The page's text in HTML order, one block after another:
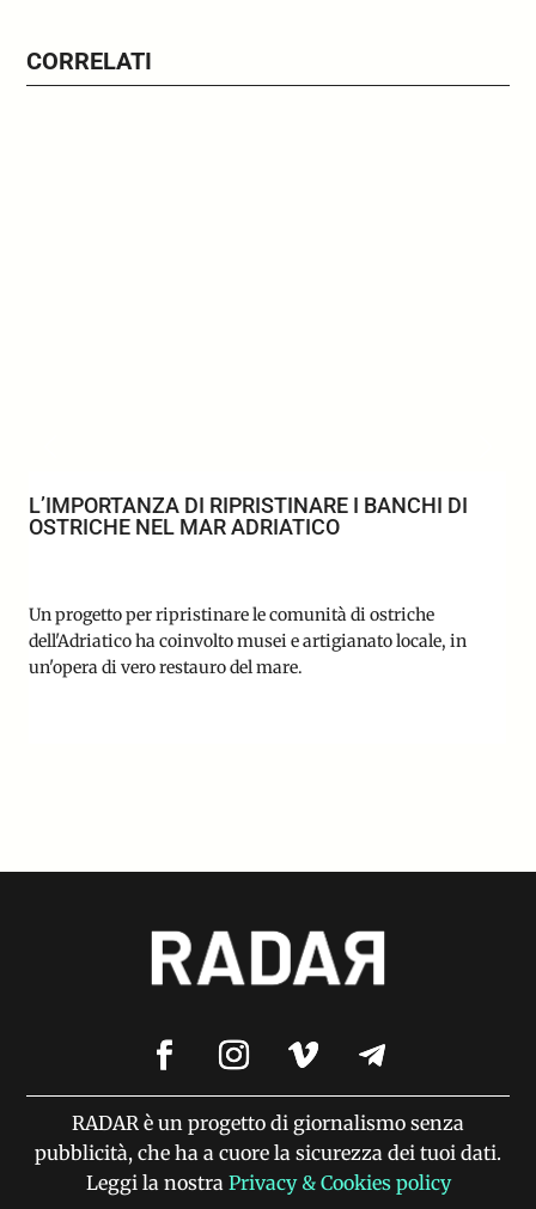
CORRELATI
L’IMPORTANZA DI RIPRISTINARE I BANCHI DI
OSTRICHE NEL MAR ADRIATICO
Un progetto per ripristinare le comunità di ostriche
dell'Adriatico ha coinvolto musei e artigianato locale, in
un'opera di vero restauro del mare.
RADAR è un progetto di giornalismo senza
pubblicità, che ha a cuore la sicurezza dei tuoi dati.
Leggi la nostra Privacy & Cookies policy